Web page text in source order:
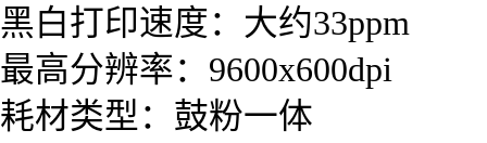
黑白打印速度：大约33ppm
最高分辨率：9600x600dpi
耗材类型：鼓粉一体